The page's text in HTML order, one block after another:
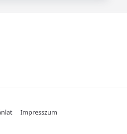
Impresszum